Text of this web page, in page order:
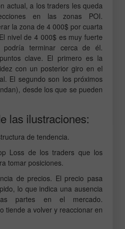
actual, a los traders les queda
en las zonas POI.
la zona de 4 000$ por cuarta
nivel de 4 000$ es muy fuerte
terminar cerca de él.
clave. El primero es la
con un posterior giro en el
El segundo son los próximos
desde los que se pueden
las ilustraciones:
de tendencia.
Loss de los traders que los
tomar posiciones.
de precios. El precio pasa
lo que indica una ausencia
partes en el mercado.
tiende a volver y reaccionar en